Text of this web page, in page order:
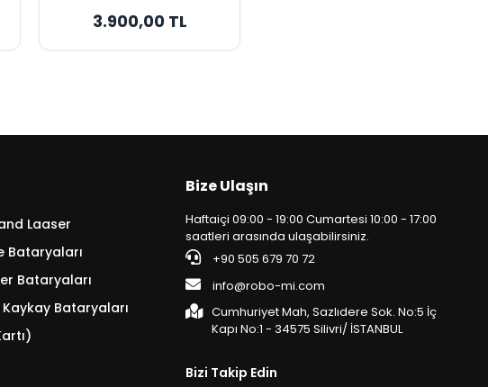
Kapasite
3.900,00 TL
Laaser
Bataryaları
Bataryaları
Bataryaları
Bize Ulaşın
Haftaiçi 09:00 - 19:00 Cumartesi 10:00 - 17:00
saatleri arasında ulaşabilirsiniz.
+90 505 679 70 72
info@robo-mi.com
Cumhuriyet Mah, Sazlıdere Sok. No:5 İç
Kapı No:1 - 34575 Silivri/ İSTANBUL
Bizi Takip Edin